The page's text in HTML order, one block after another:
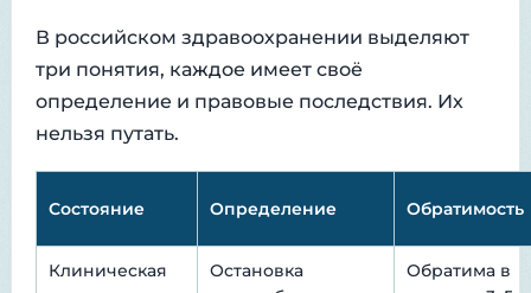
В российском здравоохранении выделяют
три понятия, каждое имеет своё
определение и правовые последствия. Их
нельзя путать.
Состояние Определение Обратимость
Клиническая
Остановка
Обратима в